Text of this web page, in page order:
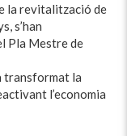
la revitalització de
s’han
Pla Mestre de
transformat la
l’economia